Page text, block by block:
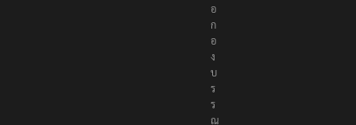
ต่
อ
ก
อ
ง
บ
ร
ร